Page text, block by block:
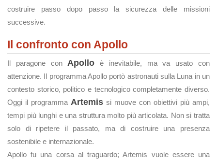
costruire passo dopo passo la sicurezza delle missioni
successive.
Il confronto con Apollo
Il paragone con Apollo è inevitabile, ma va usato con
attenzione. Il programma Apollo portò astronauti sulla Luna in un
contesto storico, politico e tecnologico completamente diverso.
Oggi il programma Artemis si muove con obiettivi più ampi,
tempi più lunghi e una struttura molto più articolata. Non si tratta
solo di ripetere il passato, ma di costruire una presenza
sostenibile e internazionale.
Apollo fu una corsa al traguardo; Artemis vuole essere una